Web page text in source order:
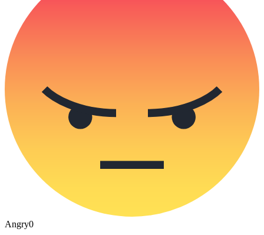
Angry0